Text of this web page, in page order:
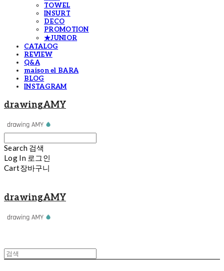
TOWEL
INSURT
DECO
PROMOTION
★JUNIOR
CATALOG
REVIEW
Q&A
maison el BARA
BLOG
INSTAGRAM
drawingAMY
Search 검색
Log In 로그인
Cart장바구니
drawingAMY